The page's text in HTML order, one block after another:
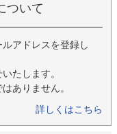
ついて
アドレスを登録し
たします。
ありません。
詳しくはこちら